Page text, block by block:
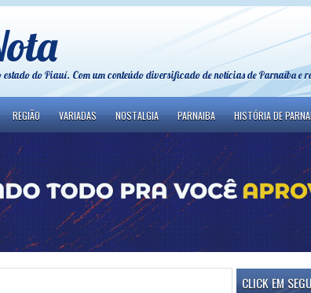
do Piauí. Com um conteúdo diversificado de notícias de Parnaíba e
REGIÃO VARIADAS NOSTALGIA PARNAIBA HISTÓRIA DE
CLICK EM